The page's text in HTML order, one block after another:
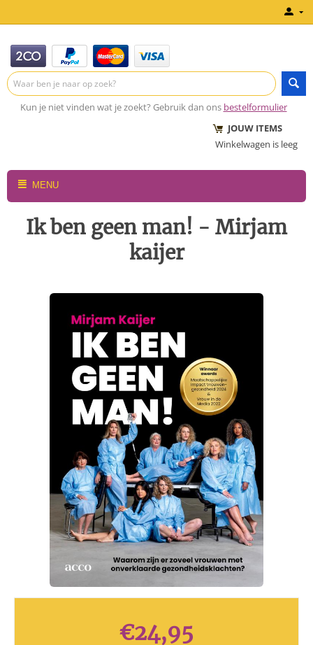
Kun je niet vinden wat je zoekt? Gebruik dan ons bestelformulier
JOUW ITEMS
Winkelwagen is leeg
MENU
Ik ben geen man! - Mirjam
kaijer
€24,95